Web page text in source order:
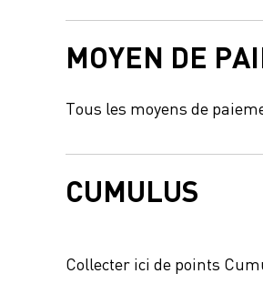
MOYEN DE
Tous les moyens de
CUMULUS
Collecter ici de points